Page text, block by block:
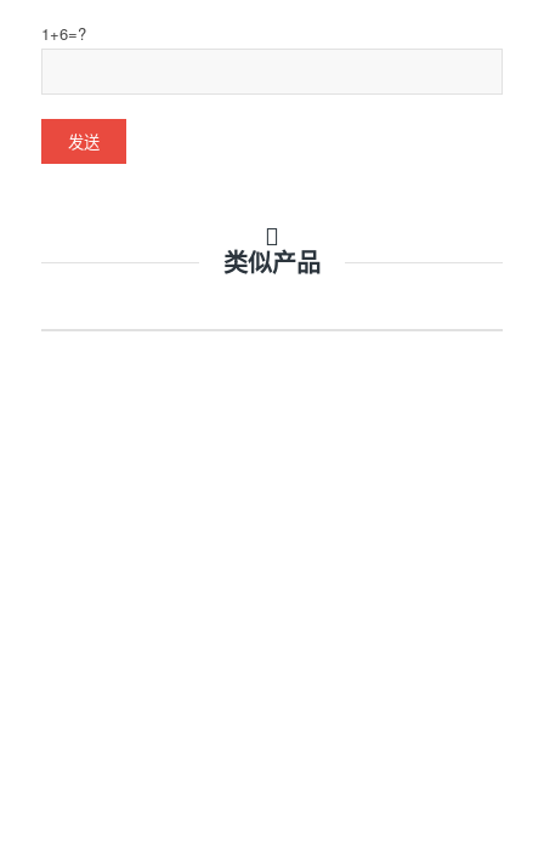
1+6=?
类似产品